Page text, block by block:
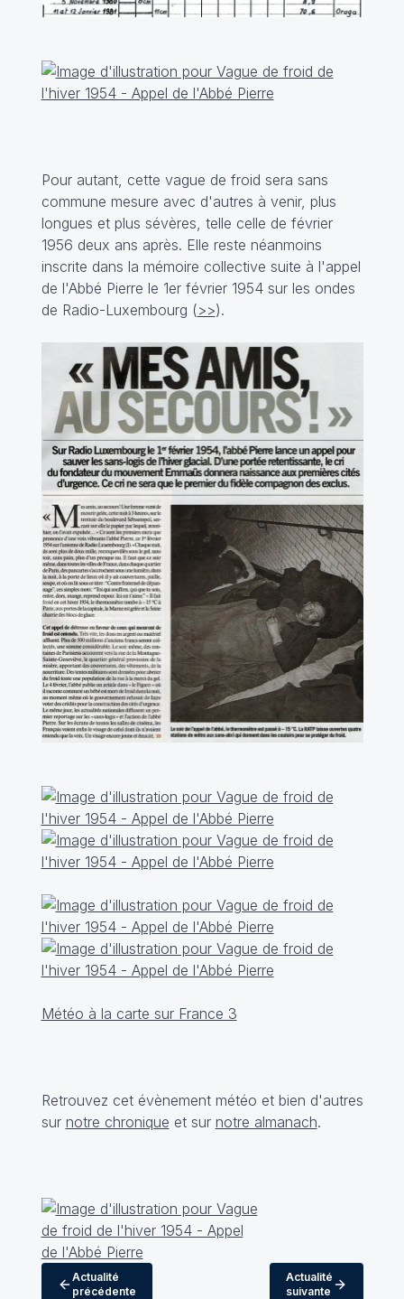
Pour autant, cette vague de froid sera sans
commune mesure avec d'autres à venir, plus
longues et plus sévères, telle celle de février
1956 deux ans après. Elle reste néanmoins
inscrite dans la mémoire collective suite à l'appel
de l'Abbé Pierre le 1er février 1954 sur les ondes
de Radio-Luxembourg (>>).
Météo à la carte sur France 3
Retrouvez cet évènement météo et bien d'autres
sur notre chronique et sur notre almanach.
Actualité
précédente
Actualité
suivante